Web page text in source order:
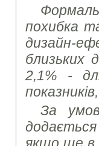
похибка
дизайн-
близьких
2,1% -
За